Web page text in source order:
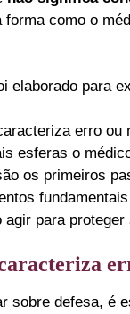
forma como o
elaborado para
erro ou
esferas o
os primeiros
agir para
sobre defesa, é